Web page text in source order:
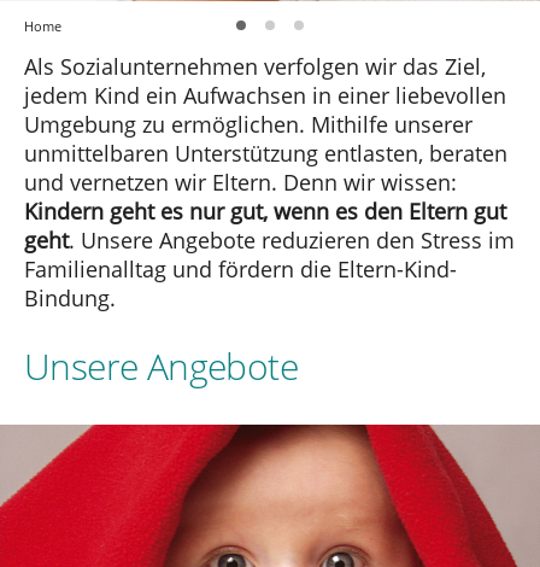
Home
Als Sozialunternehmen verfolgen wir das Ziel,
jedem Kind ein Aufwachsen in einer liebevollen
Umgebung zu ermöglichen. Mithilfe unserer
unmittelbaren Unterstützung entlasten, beraten
und vernetzen wir Eltern. Denn wir wissen:
Kindern geht es nur gut, wenn es den Eltern gut
geht. Unsere Angebote reduzieren den Stress im
Familienalltag und fördern die Eltern-Kind-
Bindung.
Unsere Angebote